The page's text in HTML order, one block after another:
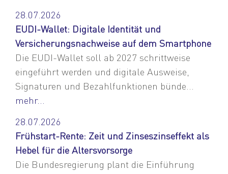
28.07.2026
EUDI-Wallet: Digitale Identität und
Versicherungsnachweise auf dem Smartphone
Die EUDI-Wallet soll ab 2027 schrittweise
eingeführt werden und digitale Ausweise,
Signaturen und Bezahlfunktionen bünde...
mehr...
28.07.2026
Frühstart-Rente: Zeit und Zinseszinseffekt als
Hebel für die Altersvorsorge
Die Bundesregierung plant die Einführung